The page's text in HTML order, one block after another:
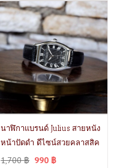
นาฬิกาแบรนด์ Julius สายหนัง
หน้าปัดดำ ดีไซน์สวยคลาสสิค
1,700฿ 990 ฿